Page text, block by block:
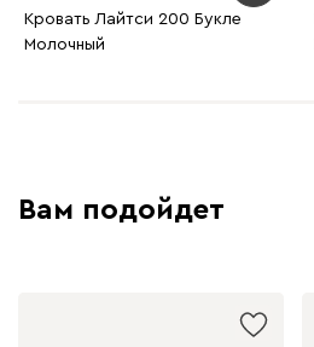
Кровать Лайтси 200 Букле
Молочный
Вам подойдет